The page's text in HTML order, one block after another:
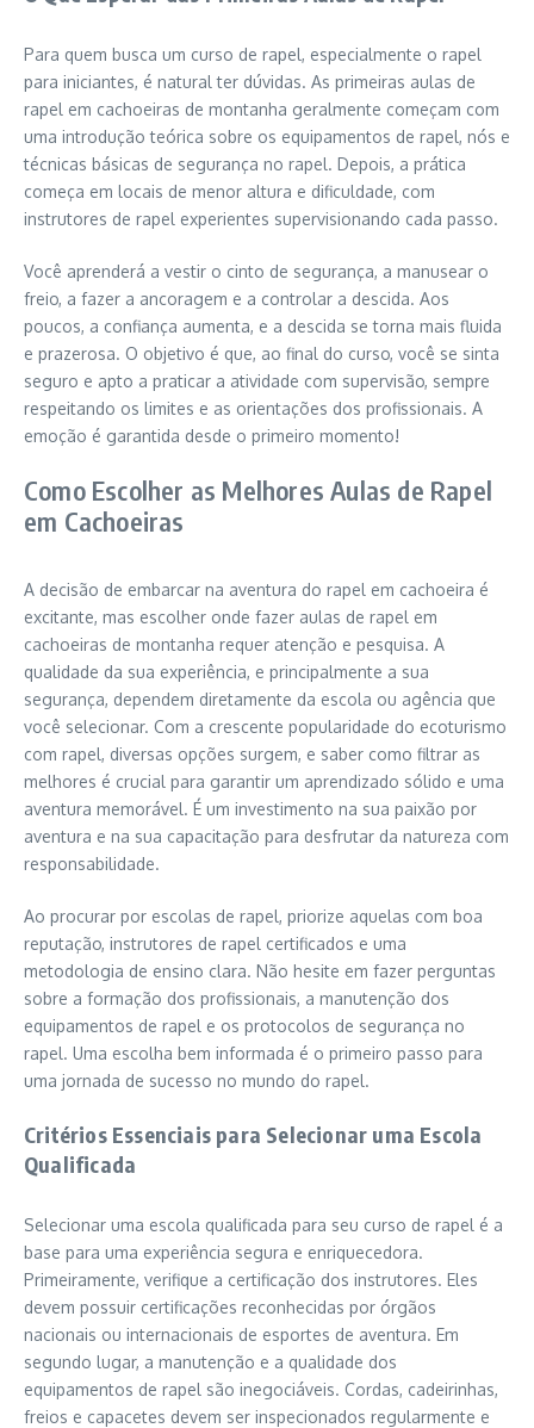
Para quem busca um curso de rapel, especialmente o rapel
para iniciantes, é natural ter dúvidas. As primeiras aulas de
rapel em cachoeiras de montanha geralmente começam com
uma introdução teórica sobre os equipamentos de rapel, nós e
técnicas básicas de segurança no rapel. Depois, a prática
começa em locais de menor altura e dificuldade, com
instrutores de rapel experientes supervisionando cada passo.
Você aprenderá a vestir o cinto de segurança, a manusear o
freio, a fazer a ancoragem e a controlar a descida. Aos
poucos, a confiança aumenta, e a descida se torna mais fluida
e prazerosa. O objetivo é que, ao final do curso, você se sinta
seguro e apto a praticar a atividade com supervisão, sempre
respeitando os limites e as orientações dos profissionais. A
emoção é garantida desde o primeiro momento!
Como Escolher as Melhores Aulas de Rapel
em Cachoeiras
A decisão de embarcar na aventura do rapel em cachoeira é
excitante, mas escolher onde fazer aulas de rapel em
cachoeiras de montanha requer atenção e pesquisa. A
qualidade da sua experiência, e principalmente a sua
segurança, dependem diretamente da escola ou agência que
você selecionar. Com a crescente popularidade do ecoturismo
com rapel, diversas opções surgem, e saber como filtrar as
melhores é crucial para garantir um aprendizado sólido e uma
aventura memorável. É um investimento na sua paixão por
aventura e na sua capacitação para desfrutar da natureza com
responsabilidade.
Ao procurar por escolas de rapel, priorize aquelas com boa
reputação, instrutores de rapel certificados e uma
metodologia de ensino clara. Não hesite em fazer perguntas
sobre a formação dos profissionais, a manutenção dos
equipamentos de rapel e os protocolos de segurança no
rapel. Uma escolha bem informada é o primeiro passo para
uma jornada de sucesso no mundo do rapel.
Critérios Essenciais para Selecionar uma Escola
Qualificada
Selecionar uma escola qualificada para seu curso de rapel é a
base para uma experiência segura e enriquecedora.
Primeiramente, verifique a certificação dos instrutores. Eles
devem possuir certificações reconhecidas por órgãos
nacionais ou internacionais de esportes de aventura. Em
segundo lugar, a manutenção e a qualidade dos
equipamentos de rapel são inegociáveis. Cordas, cadeirinhas,
freios e capacetes devem ser inspecionados regularmente e